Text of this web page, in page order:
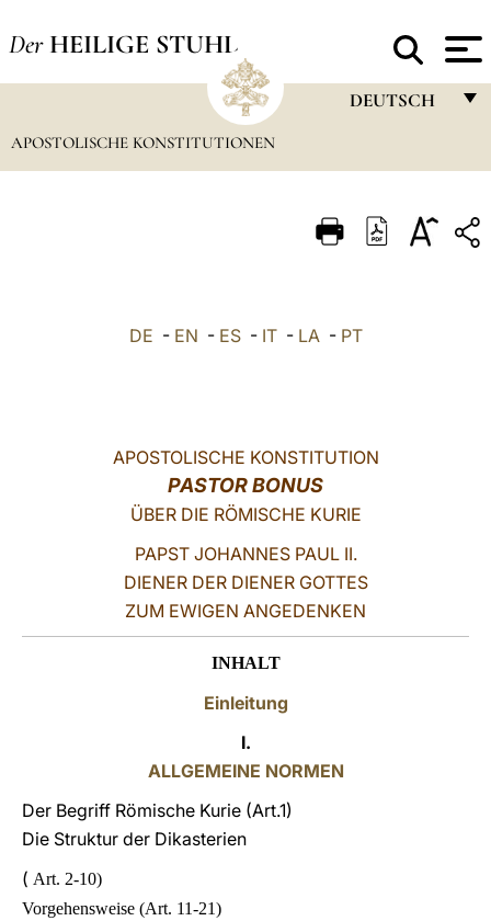
Der HEILIGE STUHL
DEUTSCH
ITALIANO
LATINE
APOSTOLISCHE KONSTITUTIONEN
DE - EN - ES- IT- LA- PT
APOSTOLISCHE KONSTITUTION
PASTOR BONUS
ÜBER DIE RÖMISCHE KURIE
PAPST JOHANNES PAUL II.
DIENER DER DIENER GOTTES
ZUM EWIGEN ANGEDENKEN
INHALT
Einleitung
I.
ALLGEMEINE NORMEN
Der Begriff Römische Kurie (Art.1)
Die Struktur der Dikasterien
( Art. 2-10)
Vorgehensweise (Art. 11-21)